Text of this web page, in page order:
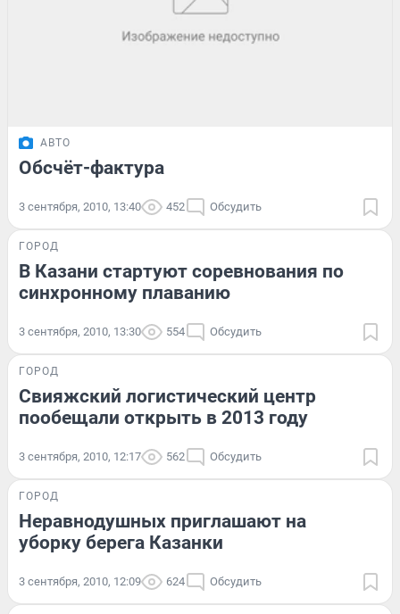
АВТО
Обсчёт-фактура
3 сентября, 2010, 13:40 452 Обсудить
ГОРОД
В Казани стартуют соревнования по
синхронному плаванию
3 сентября, 2010, 13:30 554 Обсудить
ГОРОД
Свияжский логистический центр
пообещали открыть в 2013 году
3 сентября, 2010, 12:17 562 Обсудить
ГОРОД
Неравнодушных приглашают на
уборку берега Казанки
3 сентября, 2010, 12:09 624 Обсудить